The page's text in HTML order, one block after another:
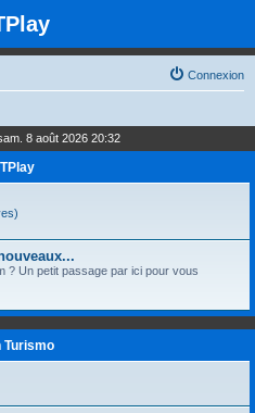
Connexion
8 août 2026 20:32
? Un petit passage par ici pour vous
Turismo